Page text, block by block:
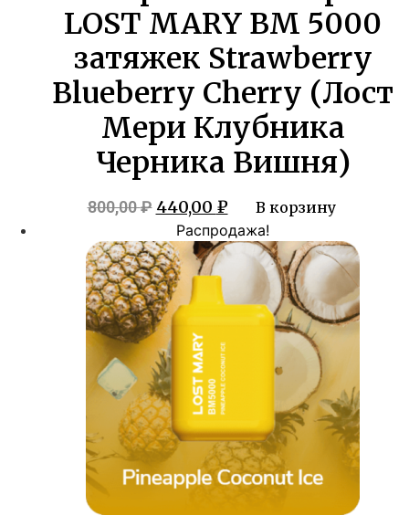
LOST MARY BM 5000
затяжек Strawberry
Blueberry Cherry (Лост
Мери Клубника
Черника Вишня)
800,00₽ Первоначальная
цена
составляла
800,00 ₽.
440,00 ₽Текущая
цена:
440,00 ₽.
В корзину
Распродажа!